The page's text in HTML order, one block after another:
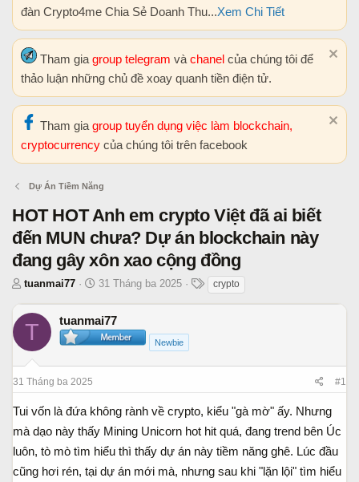
đàn Crypto4me Chia Sẻ Doanh Thu...Xem Chi Tiết
Tham gia group telegram và chanel của chúng tôi để
thảo luận những chủ đề xoay quanh tiền điện tử.
Tham gia group tuyển dụng việc làm blockchain,
cryptocurrency của chúng tôi trên facebook
Dự Án Tiềm Năng
HOT HOT Anh em crypto Việt đã ai biết
đến MUN chưa? Dự án blockchain này
đang gây xôn xao cộng đồng
T
r
a
d
s
a
r
e
r
tuanmai77
N
à
y
b
ắ
ầ
u
31 Tháng ba 2025 crypto
T tuanmai77
Newbie
31 Tháng ba 2025 #1
Tui vốn là đứa không rành về crypto, kiểu "gà mờ" ấy. Nhưng
mà dạo này thấy Mining Unicorn hot hit quá, đang trend bên Úc
luôn, tò mò tìm hiểu thì thấy dự án này tiềm năng ghê. Lúc đầu
cũng hơi rén, tại dự án mới mà, nhưng sau khi "lặn lội" tìm hiểu